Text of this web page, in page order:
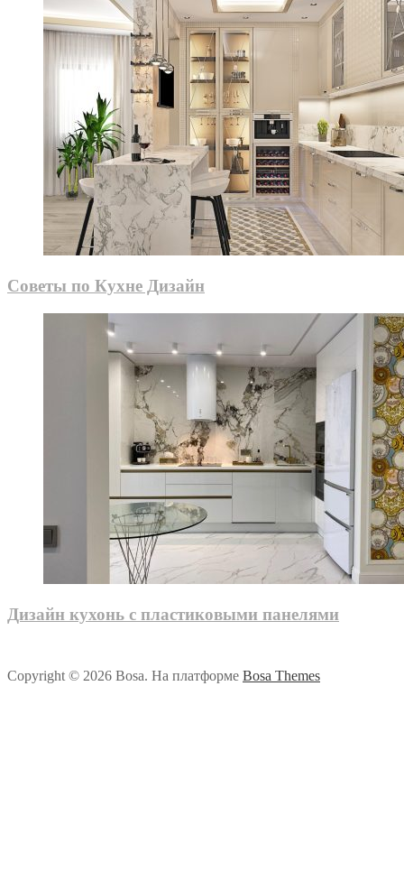
Советы по Кухне Дизайн
Дизайн кухонь с пластиковыми панелями
Copyright © 2026 Bosa. На платформе Bosa Themes